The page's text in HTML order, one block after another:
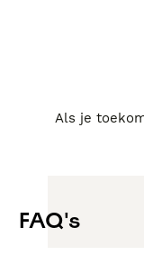
zoals lange
siberische laika
metgezel is voor
Als je
FAQ's